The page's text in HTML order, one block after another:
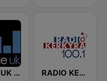
Dance UK Radio RADIO KERKYRA